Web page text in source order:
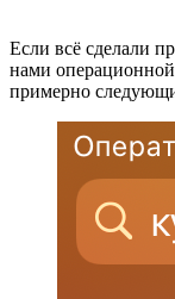
Если всё сделали
нами
примерно